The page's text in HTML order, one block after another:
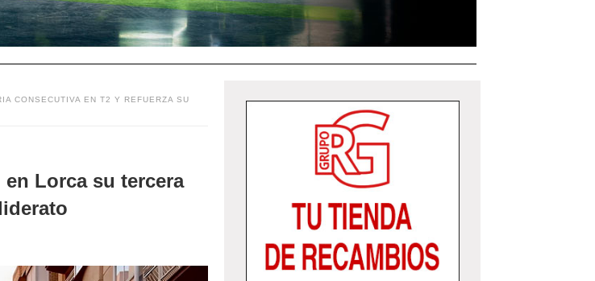
CONSECUTIVA EN T2 Y REFUERZA SU
Lorca su tercera